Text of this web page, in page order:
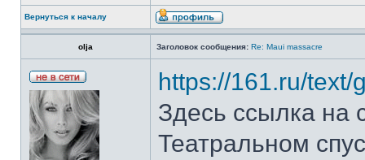
Вернуться к началу
olja Заголовок сообщения: Re: Maui massacre
https://161.ru/
Здесь ссылка на
Театральном